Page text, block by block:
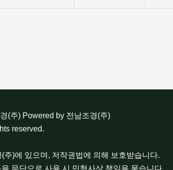
(주) Powered by 전남조경(주)
reserved.
)에 있으며, 저작권법에 의해 보호받습니다.
무단으로 사용 시 민형사상 책임을 묻습니다.